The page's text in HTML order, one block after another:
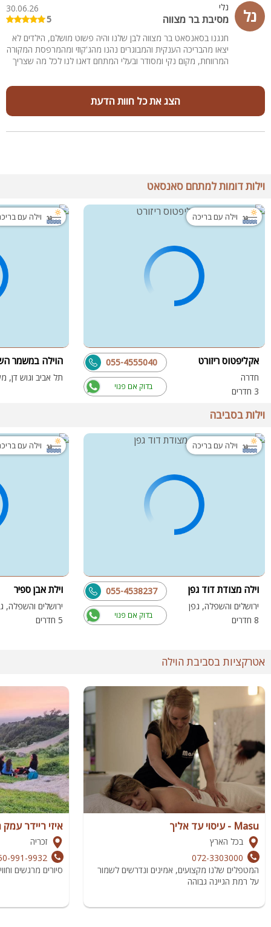
נל נלי
מסיבת בר מצווה
30.06.26
5
חגגנו בסאנסאט בר מצווה לבן שלנו והיה פשוט מושלם, הילדים לא
יצאו מהבריכה הענקית והמבוגרים נהנו מהג'קוזי ומהמרפסת המקורה
המרווחת, מקום נקי ומסודר ובעלי המתחם דאגו לנו לכל מה שצריך
הצג את כל חוות הדעת
וילות דומות למתחם סאנסאט
וילה עם בריכה
אקליפטוס ריזורט
חדרה
3 חדרים
בדוק אם פנוי
055-4555040
וילה עם
הוילה במשמר
וילות בסביבה
וילה עם בריכה
וילה מצודת דוד גפן
ירושלים והשפלה, גפן
8 חדרים
בדוק אם פנוי
055-4538237
וילה עם
וילת אבן ספיר
ירושלים והשפלה,
5 חדרים
אטרקציות בסביבת הוילה
Masu - עיסוי עד אליך
בכל הארץ
072-3303000
המטפלים שלנו מקצועים, אמינים ונדרשים לשמור
על רמת הגיינה גבוהה
איזי ריידר
זכריה
991-9932
סיורים מרגשים